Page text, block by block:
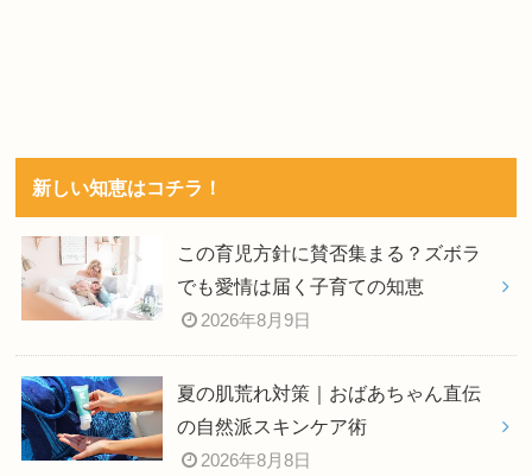
新しい知恵はコチラ！
この育児方針に賛否集まる？ズボラ
でも愛情は届く子育ての知恵
2026年8月9日
夏の肌荒れ対策｜おばあちゃん直伝
の自然派スキンケア術
2026年8月8日